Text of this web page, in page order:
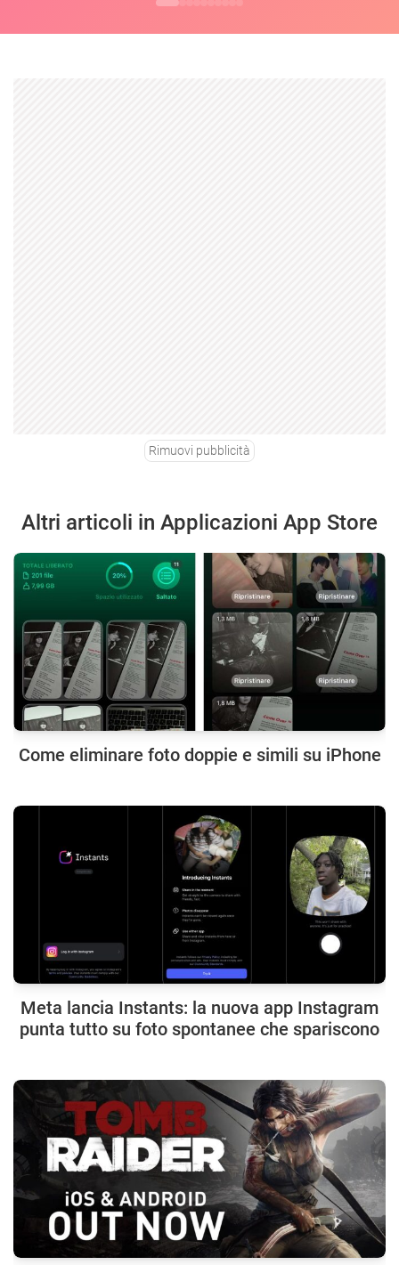
Rimuovi pubblicità
Altri articoli in Applicazioni App Store
Come eliminare foto doppie e simili su iPhone
Meta lancia Instants: la nuova app Instagram
punta tutto su foto spontanee che spariscono